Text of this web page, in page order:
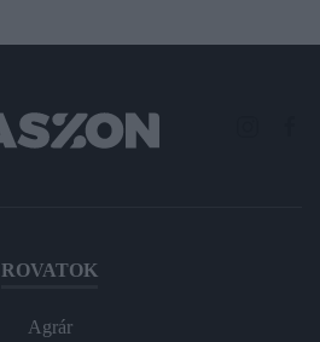
ROVATOK
Agrár